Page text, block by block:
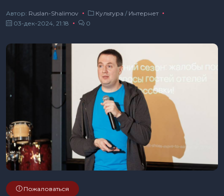
Автор: Ruslan-Shalimov Культура / Интернет
03-дек-2024, 21:18
0
Пожаловаться